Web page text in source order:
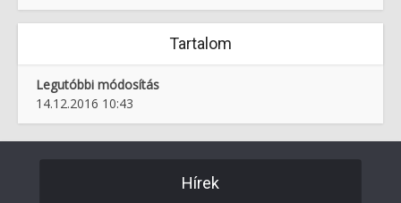
Tartalom
Legutóbbi módosítás
14.12.2016 10:43
Hírek